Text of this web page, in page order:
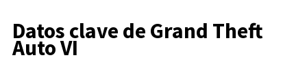
Datos clave de Grand Theft
Auto VI